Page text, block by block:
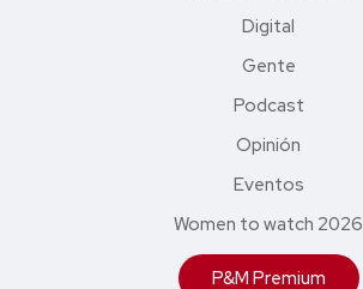
Digital
Gente
Podcast
Opinión
Eventos
Women to watch 2026
P&M Premium